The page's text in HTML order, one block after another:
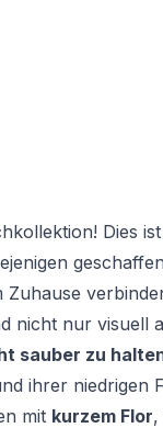
Dies
nicht nur visuell
sauber zu
ihrer niedrigen
mit kurzem Flor,